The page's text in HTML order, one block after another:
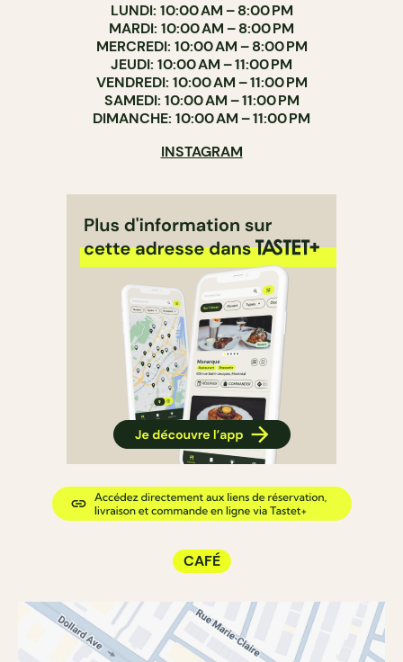
LUNDI: 10:00 AM – 8:00 PM
MARDI: 10:00 AM – 8:00 PM
MERCREDI: 10:00 AM – 8:00 PM
JEUDI: 10:00 AM – 11:00 PM
VENDREDI: 10:00 AM – 11:00 PM
SAMEDI: 10:00 AM – 11:00 PM
DIMANCHE: 10:00 AM – 11:00 PM
INSTAGRAM
CAFÉ